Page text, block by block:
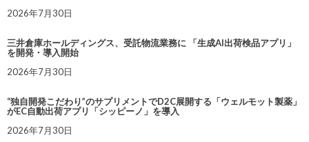
2026年7月30日
三井倉庫ホールディングス、受託物流業務に 「生成AI出荷検品アプリ」
を開発・導入開始
2026年7月30日
“独自開発こだわり”のサプリメントでD2C展開する「ウェルモット製薬」
がEC自動出荷アプリ「シッピーノ」を導入
2026年7月30日